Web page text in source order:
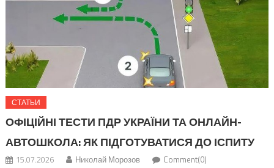
СТАТЬИ
ОФІЦІЙНІ ТЕСТИ ПДР УКРАЇНИ ТА ОНЛАЙН-
АВТОШКОЛА: ЯК ПІДГОТУВАТИСЯ ДО ІСПИТУ
15.07.2026 Николай Морозов Comment(0)